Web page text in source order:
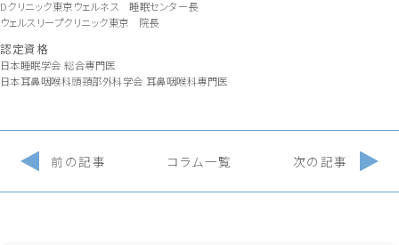
Dクリニック東京ウェルネス 睡眠センター長
ウェルスリープクリニック東京 院長
認定資格
日本睡眠学会 総合専門医
日本耳鼻咽喉科頭頸部外科学会 耳鼻咽喉科専門医
前の記事 コラム一覧 次の記事